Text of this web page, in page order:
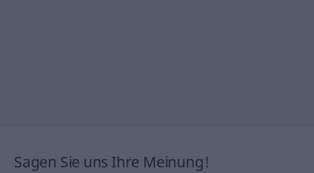
Sagen Sie uns Ihre Meinung!